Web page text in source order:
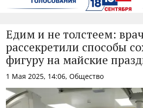
Едим и не толстеем:
рассекретили способы
фигуру на майские
1 Мая 2025, 14:06, Общество